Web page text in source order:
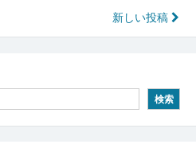
新しい投稿
検索